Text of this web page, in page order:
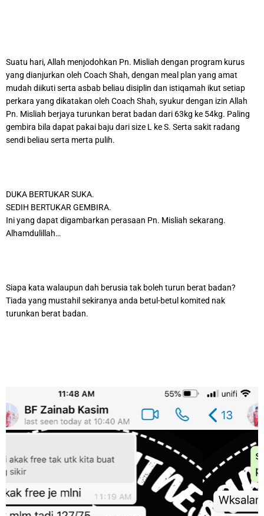
Suatu hari, Allah menjodohkan Pn. Misliah dengan program kurus
yang dianjurkan oleh Coach Shah, dengan meal plan yang amat
mudah diikuti serta asbab beliau disiplin dan istiqamah ikut setiap
perkara yang dikatakan oleh Coach Shah, syukur dengan izin Allah
Pn. Misliah berjaya turunkan berat badan dari 63kg ke 54kg. Paling
gembira bila dapat pakai baju dari size L ke S. Serta sakit radang
sendi beliau serta merta pulih.
DUKA BERTUKAR SUKA.
SEDIH BERTUKAR GEMBIRA.
Ini yang dapat digambarkan perasaan Pn. Misliah sekarang.
Alhamdulillah…
Siapa kata walaupun dah berusia tak boleh turun berat badan?
Tiada yang mustahil sekiranya anda betul-betul komited nak
turunkan berat badan.